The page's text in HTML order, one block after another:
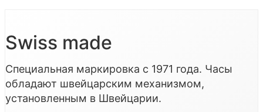
Swiss made
Специальная маркировка с 1971 года. Часы
обладают швейцарским механизмом,
установленным в Швейцарии.